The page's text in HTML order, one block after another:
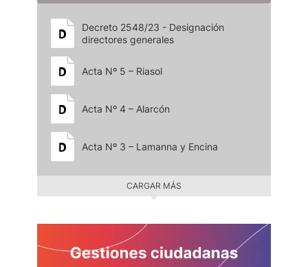
Decreto 2548/23 - Designación
directores generales
Acta Nº 5 – Riasol
Acta Nº 4 – Alarcón
Acta Nº 3 – Lamanna y Encina
CARGAR MÁS